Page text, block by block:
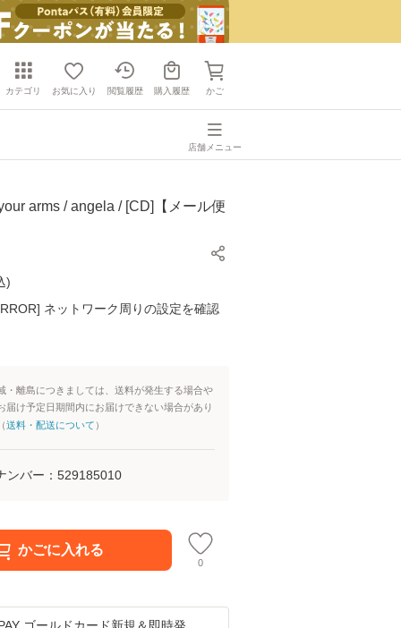
カテゴリ お気に入り 閲覧履歴 購入履歴 かご
店舗メニュー
arms / angela / [CD]【メール便
)
ネットワーク周りの設定を確認
・離島につきましては、送料が発生する場合や
届け予定日期間内にお届けできない場合があり
送料・配送について ）
ンバー： 529185010
かごに入れる
0